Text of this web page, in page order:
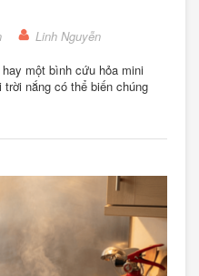
Linh Nguyễn
một bình cứu hỏa mini
nắng có thể biến chúng